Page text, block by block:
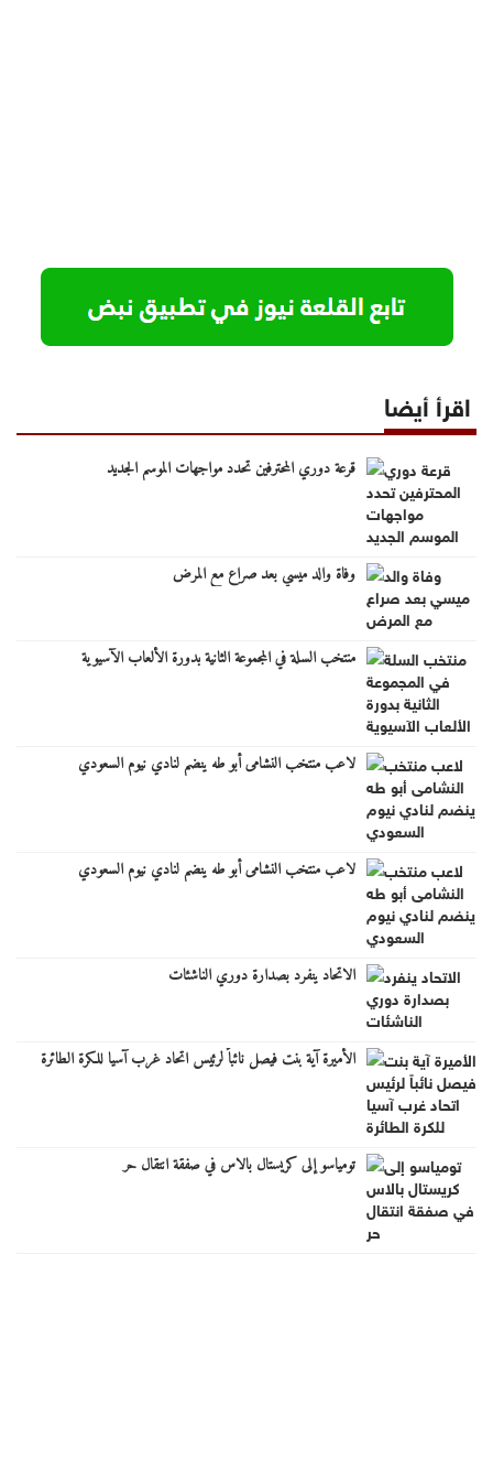
اقرأ أيضا
قرعة دوري المحترفين تحدد مواجهات الموسم الجديد
وفاة والد ميسي بعد صراع مع المرض
منتخب السلة في المجموعة الثانية بدورة الألعاب الآسيوية
لاعب منتخب النشامى أبو طه ينضم لنادي نيوم السعودي
لاعب منتخب النشامى أبو طه ينضم لنادي نيوم السعودي
الاتحاد ينفرد بصدارة دوري الناشئات
الأميرة آية بنت فيصل نائباً لرئيس اتحاد غرب آسيا للكرة الطائرة
تومياسو إلى كريستال بالاس في صفقة انتقال حر